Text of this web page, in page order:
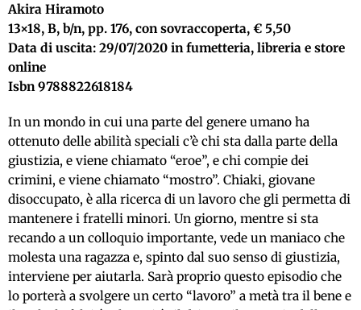
Akira Hiramoto
13×18, B, b/n, pp. 176, con sovraccoperta, € 5,50
Data di uscita: 29/07/2020 in fumetteria, libreria e store
online
Isbn 9788822618184
In un mondo in cui una parte del genere umano ha
ottenuto delle abilità speciali c’è chi sta dalla parte della
giustizia, e viene chiamato “eroe”, e chi compie dei
crimini, e viene chiamato “mostro”. Chiaki, giovane
disoccupato, è alla ricerca di un lavoro che gli permetta di
mantenere i fratelli minori. Un giorno, mentre si sta
recando a un colloquio importante, vede un maniaco che
molesta una ragazza e, spinto dal suo senso di giustizia,
interviene per aiutarla. Sarà proprio questo episodio che
lo porterà a svolgere un certo “lavoro” a metà tra il bene e